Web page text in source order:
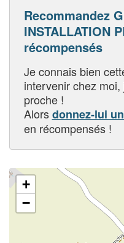
Recommandez
INSTALLATION
récompensés
Je connais bien
intervenir chez
proche !
Alorsdonnez-lui
en récompensés !
+
−